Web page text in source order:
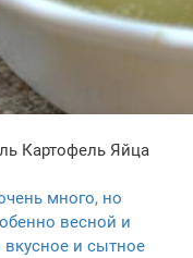
Картофель Яйца
много, но
весной и
и сытное